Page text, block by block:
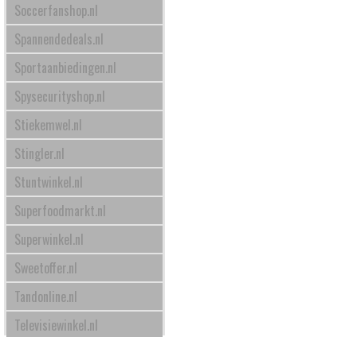
Soccerfanshop.nl
Spannendedeals.nl
Sportaanbiedingen.nl
Spysecurityshop.nl
Stiekemwel.nl
Stingler.nl
Stuntwinkel.nl
Superfoodmarkt.nl
Superwinkel.nl
Sweetoffer.nl
Tandonline.nl
Televisiewinkel.nl